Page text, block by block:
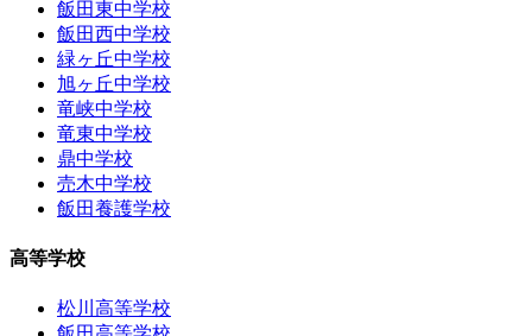
飯田東中学校
飯田西中学校
緑ヶ丘中学校
旭ヶ丘中学校
竜峡中学校
竜東中学校
鼎中学校
売木中学校
飯田養護学校
高等学校
松川高等学校